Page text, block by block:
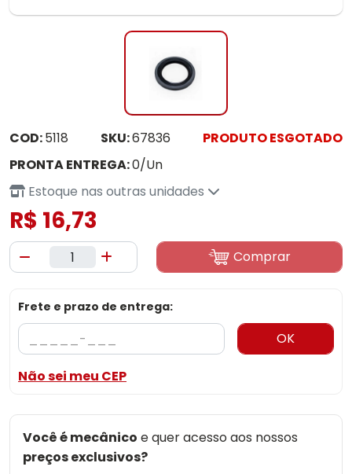
COD:5118 SKU:67836
PRODUTO ESGOTADO
PRONTA ENTREGA:0/Un
Estoque nas outras unidades
R$ 16,73
Comprar
Frete e prazo de entrega:
OK
Não sei meu CEP
Você é mecânico e quer acesso aos nossos
preços exclusivos?